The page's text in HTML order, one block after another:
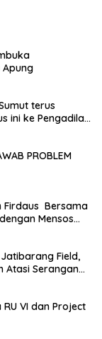
Apung
terus
ini ke Pengadilan
PROBLEM
Firdaus Bersama
Mensos
Field,
Atasi Serangan
VI dan Project